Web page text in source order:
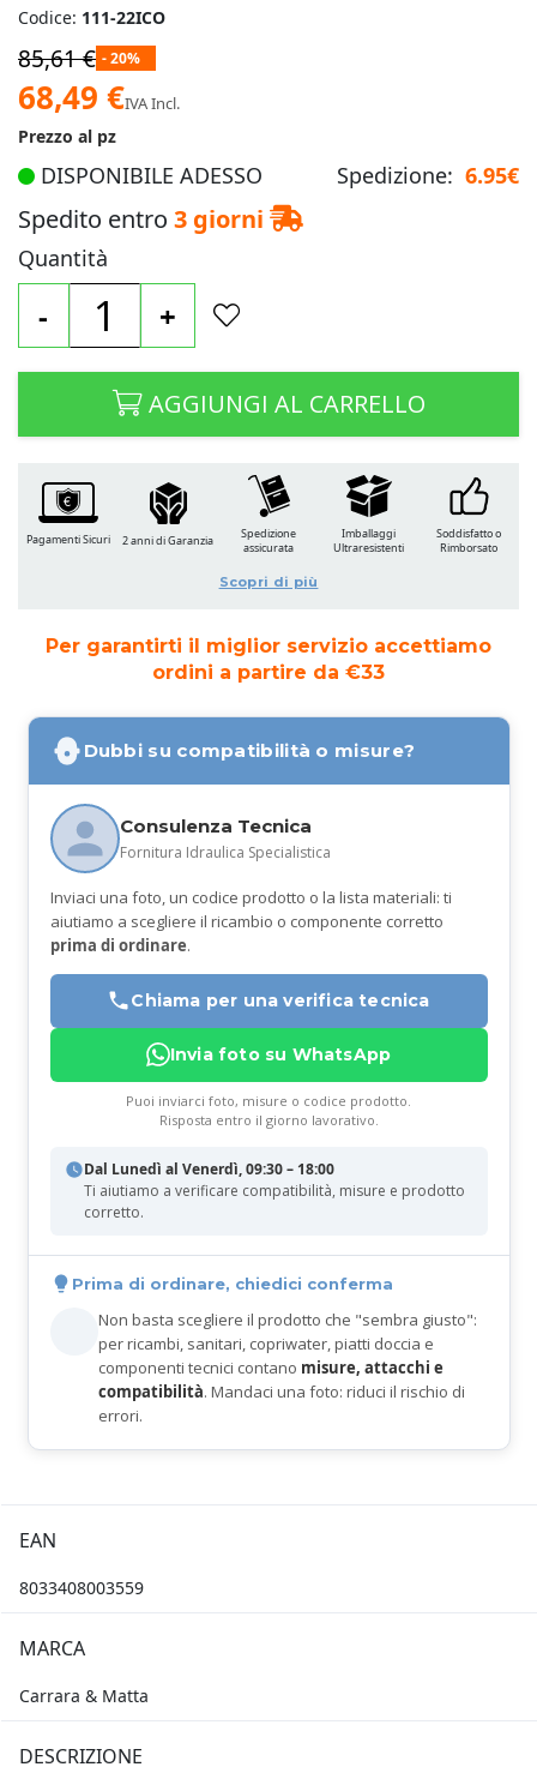
Codice: 111-22ICO
85,61 € - 20%
Prezzo
speciale
68,49 €IVA Incl.
Prezzo al pz
DISPONIBILE ADESSO Spedizione: 6.95€
Spedito entro 3 giorni
Quantità
- +
AGGIUNGI AL CARRELLO
Per garantirti il miglior servizio accettiamo
ordini a partire da €33
Dubbi su compatibilità o misure?
Consulenza Tecnica
Fornitura Idraulica Specialistica
Inviaci una foto, un codice prodotto o la lista materiali: ti
aiutiamo a scegliere il ricambio o componente corretto
prima di ordinare.
Chiama per una verifica tecnica
Invia foto su WhatsApp
Puoi inviarci foto, misure o codice prodotto.
Risposta entro il giorno lavorativo.
Dal Lunedì al Venerdì, 09:30 – 18:00
Ti aiutiamo a verificare compatibilità, misure e prodotto
corretto.
Prima di ordinare, chiedici conferma
Non basta scegliere il prodotto che "sembra giusto":
per ricambi, sanitari, copriwater, piatti doccia e
componenti tecnici contano misure, attacchi e
compatibilità. Mandaci una foto: riduci il rischio di
errori.
Pagamenti Sicuri 2 anni di Garanzia
Spedizione
assicurata
Imballaggi
Ultraresistenti
Soddisfatto o
Rimborsato
Scopri di più
EAN
8033408003559
MARCA
Carrara & Matta
DESCRIZIONE